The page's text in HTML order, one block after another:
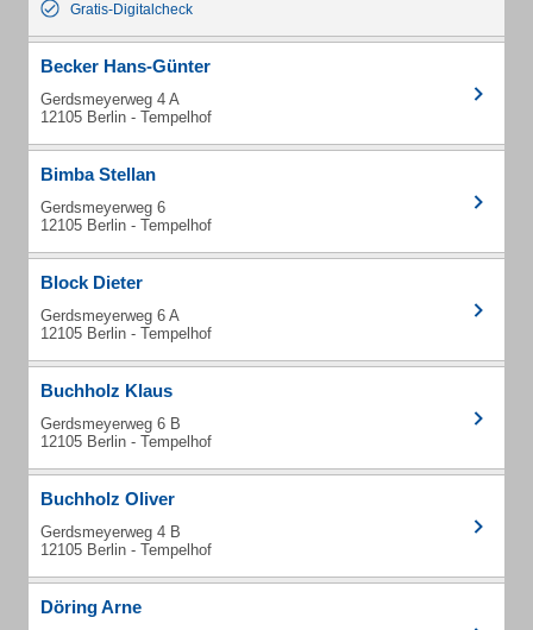
Gratis-Digitalcheck
Becker Hans-Günter
Gerdsmeyerweg 4 A
12105 Berlin - Tempelhof
Bimba Stellan
Gerdsmeyerweg 6
12105 Berlin - Tempelhof
Block Dieter
Gerdsmeyerweg 6 A
12105 Berlin - Tempelhof
Buchholz Klaus
Gerdsmeyerweg 6 B
12105 Berlin - Tempelhof
Buchholz Oliver
Gerdsmeyerweg 4 B
12105 Berlin - Tempelhof
Döring Arne